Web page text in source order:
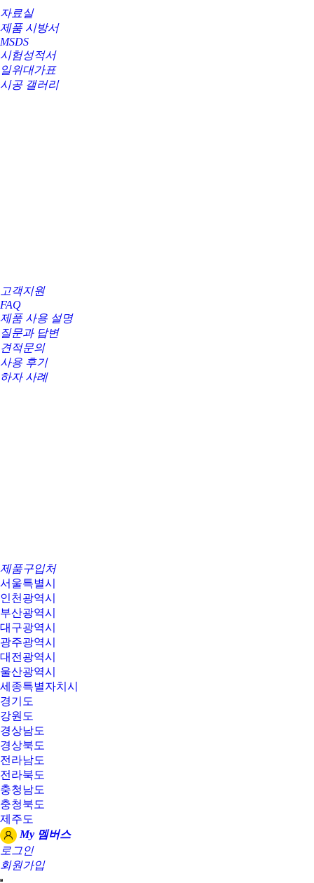
자료실
제품 시방서
MSDS
시험성적서
일위대가표
시공 갤러리
고객지원
FAQ
제품 사용 설명
질문과 답변
견적문의
사용 후기
하자 사례
제품구입처
서울특별시
인천광역시
부산광역시
대구광역시
광주광역시
대전광역시
울산광역시
세종특별자치시
경기도
강원도
경상남도
경상북도
전라남도
전라북도
충청남도
충청북도
제주도
My 멤버스
로그인
회원가입